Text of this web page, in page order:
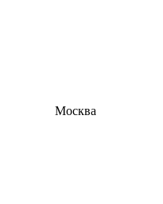
Москва